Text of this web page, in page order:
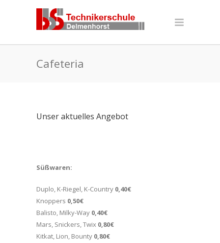
Cafeteria
Unser aktuelles Angebot
Süßwaren:
Duplo, K-Riegel, K-Country 0,40€
Knoppers 0,50€
Balisto, Milky-Way 0,40€
Mars, Snickers, Twix 0,80€
Kitkat, Lion, Bounty 0,80€